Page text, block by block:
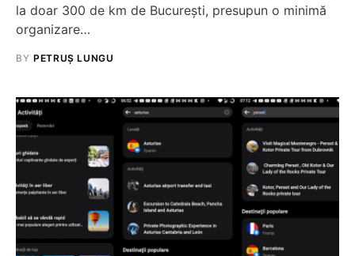
la doar 300 de km de București, presupun o minimă
organizare…
BY PETRUȘ LUNGU